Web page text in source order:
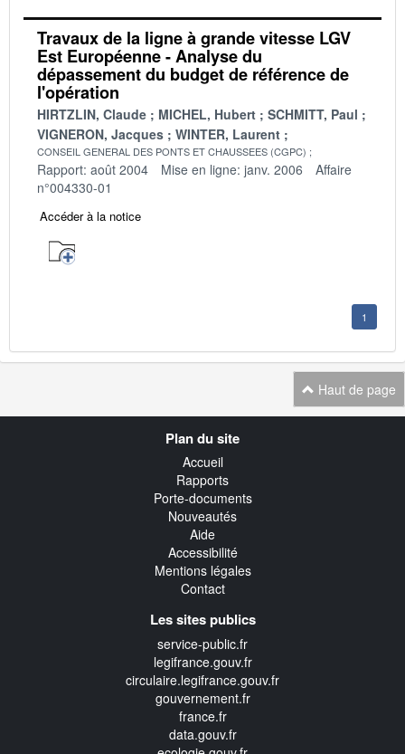
Travaux de la ligne à grande vitesse LGV
Est Européenne - Analyse du
dépassement du budget de référence de
l'opération
HIRTZLIN, Claude MICHEL, Hubert
SCHMITT, Paul
VIGNERON, Jacques
WINTER, Laurent
CONSEIL GENERAL DES PONTS ET CHAUSSEES (CGPC)
Rapport: août 2004 Mise en ligne: janv. 2006
Affaire
n°004330-01
Accéder à la notice
1
Haut de page
Plan du site
Accueil
Rapports
Porte-documents
Nouveautés
Aide
Accessibilité
Mentions légales
Contact
Les sites publics
service-public.fr
legifrance.gouv.fr
circulaire.legifrance.gouv.fr
gouvernement.fr
france.fr
data.gouv.fr